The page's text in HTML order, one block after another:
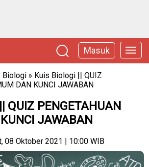
Masuk
Biologi » Kuis Biologi || QUIZ
DAN KUNCI JAWABAN
QUIZ PENGETAHUAN
JAWABAN
08 Oktober 2021 | 10:00 WIB